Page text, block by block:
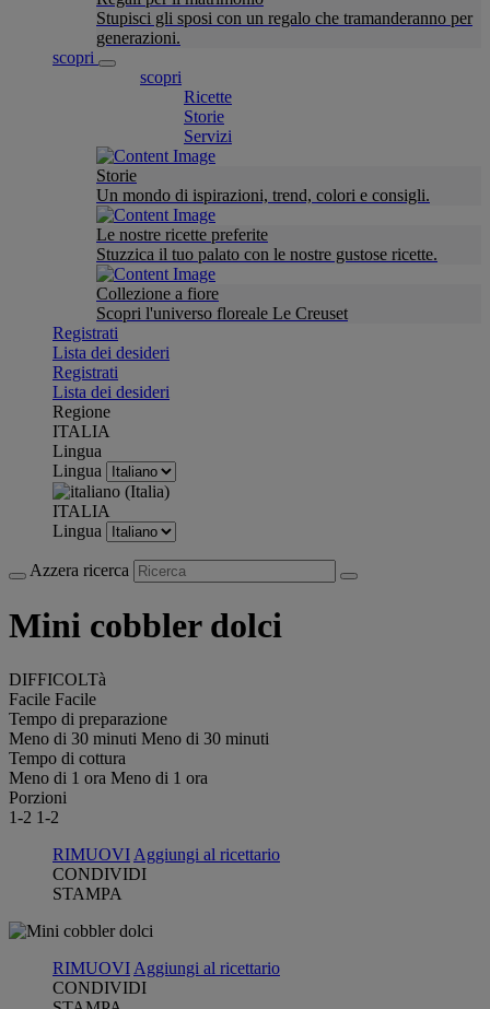
Stupisci gli sposi con un regalo che tramanderanno per
generazioni.
scopri
scopri
Ricette
Storie
Servizi
Storie
Un mondo di ispirazioni, trend, colori e consigli.
Le nostre ricette preferite
Stuzzica il tuo palato con le nostre gustose ricette.
Collezione a fiore
Scopri l'universo floreale Le Creuset
Registrati
Lista dei desideri
Registrati
Lista dei desideri
Regione
ITALIA
Lingua
Lingua
ITALIA
Lingua
Azzera ricerca
Mini cobbler dolci
DIFFICOLTà
Facile Facile
Tempo di preparazione
Meno di 30 minuti Meno di 30 minuti
Tempo di cottura
Meno di 1 ora Meno di 1 ora
Porzioni
1-2 1-2
RIMUOVI Aggiungi al ricettario
CONDIVIDI
STAMPA
RIMUOVI Aggiungi al ricettario
CONDIVIDI